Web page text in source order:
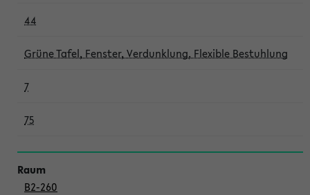
44
Grüne Tafel, Fenster, Verdunklung, Flexible Bestuhlung
7
75
B2-260